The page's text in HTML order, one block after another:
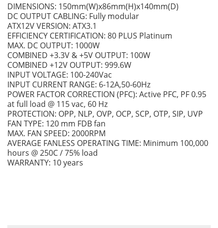
DIMENSIONS: 150mm(W)x86mm(H)x140mm(D)
DC OUTPUT CABLING: Fully modular
ATX12V VERSION: ATX3.1
EFFICIENCY CERTIFICATION: 80 PLUS Platinum
MAX. DC OUTPUT: 1000W
COMBINED +3.3V & +5V OUTPUT: 100W
COMBINED +12V OUTPUT: 999.6W
INPUT VOLTAGE: 100-240Vac
INPUT CURRENT RANGE: 6-12A,50-60Hz
POWER FACTOR CORRECTION (PFC): Active PFC, PF 0.95
at full load @ 115 vac, 60 Hz
PROTECTION: OPP, NLP, OVP, OCP, SCP, OTP, SIP, UVP
FAN TYPE: 120 mm FDB fan
MAX. FAN SPEED: 2000RPM
AVERAGE FANLESS OPERATING TIME: Minimum 100,000
hours @ 250C / 75% load
WARRANTY: 10 years